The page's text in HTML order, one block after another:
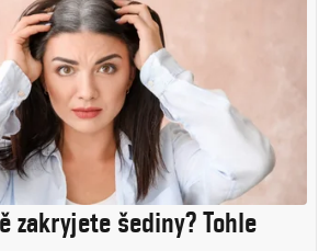
zakryjete šediny? Tohle